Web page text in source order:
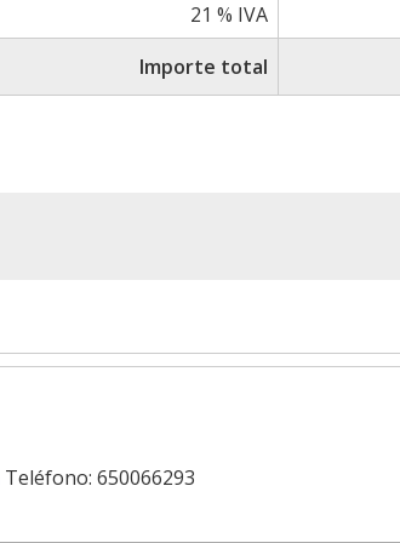
21 % IVA
Importe total
Teléfono: 650066293